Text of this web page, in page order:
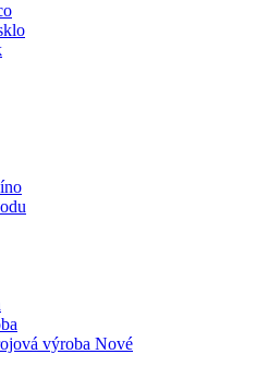
výroba Nové